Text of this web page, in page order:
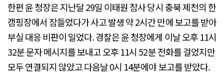
한편 윤 청장은 지난달 29일 이태원 참사 당시 충북 제천의 한
캠핑장에서 잠들었다가 사고 발생 약 2시간 만에 보고를 받아
부실 대응 비판이 일었다. 경찰은 윤 청장에게 이날 오후 11시
32분 문자 메시지를 보내고 오후 11시 52분 전화를 걸었지만
모두 연결되지 않았고 다음날 0시 14분에야 보고를 받았다.